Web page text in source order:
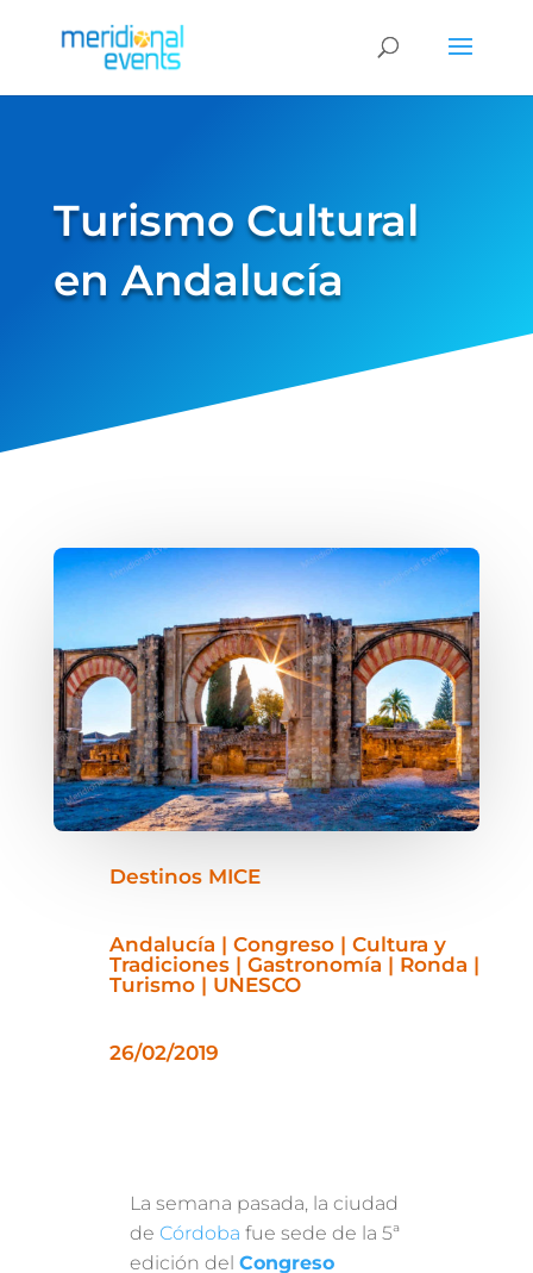
Turismo Cultural
en Andalucía
Destinos MICE
Andalucía | Congreso | Cultura y
Tradiciones | Gastronomía | Ronda |
Turismo | UNESCO
26/02/2019
La semana pasada, la ciudad
de Córdoba fue sede de la 5ª
edición delCongreso